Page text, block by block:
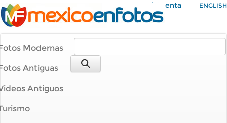
Mi Cuenta ENGLISH
Modernas
Antiguas
Antiguos